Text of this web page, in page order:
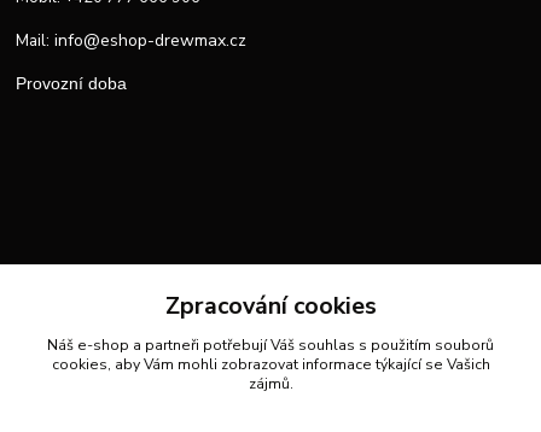
Mail: info@eshop-drewmax.cz
Provozní doba
Zpracování cookies
Náš e-shop a partneři potřebují Váš souhlas s použitím souborů
cookies, aby Vám mohli zobrazovat informace týkající se Vašich
zájmů.